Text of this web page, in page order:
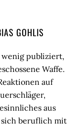
GOHLIS
wenig publiziert,
Waffe.
auf
aus
sich beruflich mit